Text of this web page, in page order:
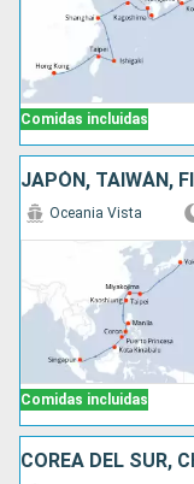
Comidas incluidas
Comidas incluidas
Oceania Vista
COREA DEL SUR,